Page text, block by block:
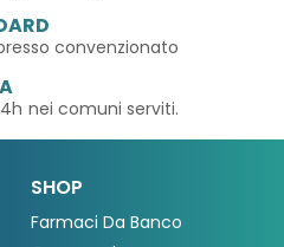
convenzionato
nei comuni serviti.
SHOP
Farmaci Da Banco